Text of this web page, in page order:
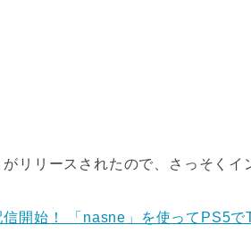
リリースされたので、さっそくイ
開始！ 「nasne」を使ってPS5